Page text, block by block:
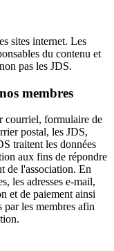
sites internet. Les
du contenu et
pas les JDS.
membres
courriel, formulaire de
postal, les JDS,
traitent les données
aux fins de répondre
de l'association. En
les adresses e-mail,
et de paiement ainsi
par les membres afin